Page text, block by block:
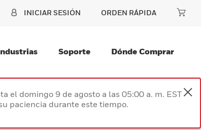
INICIAR SESIÓN ORDEN RÁPIDA
Soporte Dónde Comprar
el domingo 9 de agosto a las 05:00 a. m. EST
paciencia durante este tiempo.